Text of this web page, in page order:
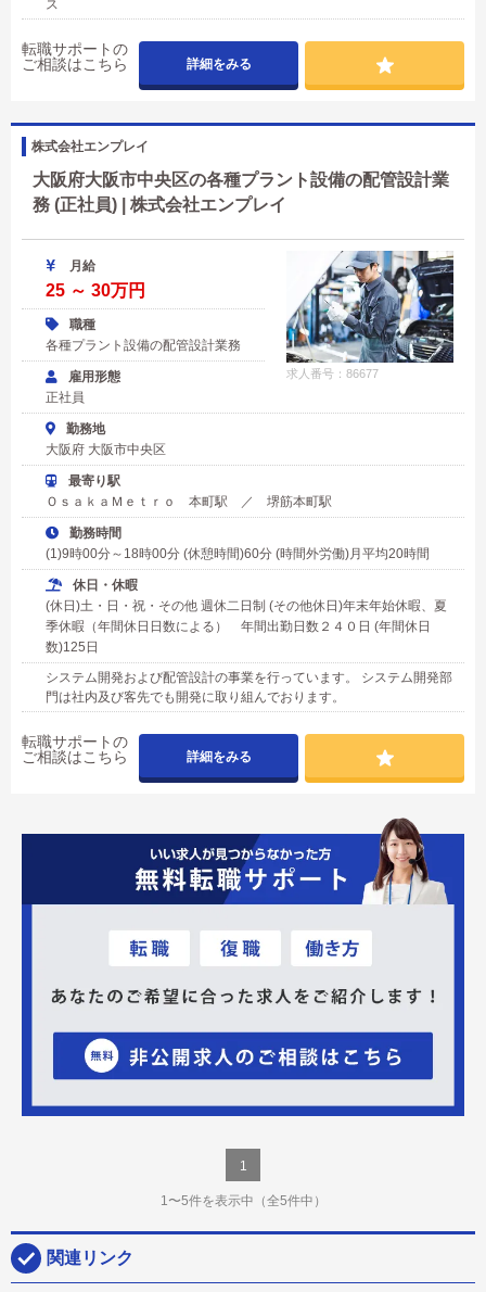
ス
転職サポートの
ご相談はこちら
詳細をみる
株式会社エンプレイ
大阪府大阪市中央区の各種プラント設備の配管設計業
務 (正社員) | 株式会社エンプレイ
求人番号：86677
月給
25 ～ 30万円
職種
各種プラント設備の配管設計業務
雇用形態
正社員
勤務地
大阪府 大阪市中央区
最寄り駅
ＯｓａｋａＭｅｔｒｏ 本町駅 ／ 堺筋本町駅
勤務時間
(1)9時00分～18時00分 (休憩時間)60分 (時間外労働)月平均20時間
休日・休暇
(休日)土・日・祝・その他 週休二日制 (その他休日)年末年始休暇、夏
季休暇（年間休日日数による） 年間出勤日数２４０日 (年間休日
数)125日
システム開発および配管設計の事業を行っています。 システム開発部
門は社内及び客先でも開発に取り組んでおります。
転職サポートの
ご相談はこちら
詳細をみる
1
1〜5件を表示中 （全5件中）
関連リンク